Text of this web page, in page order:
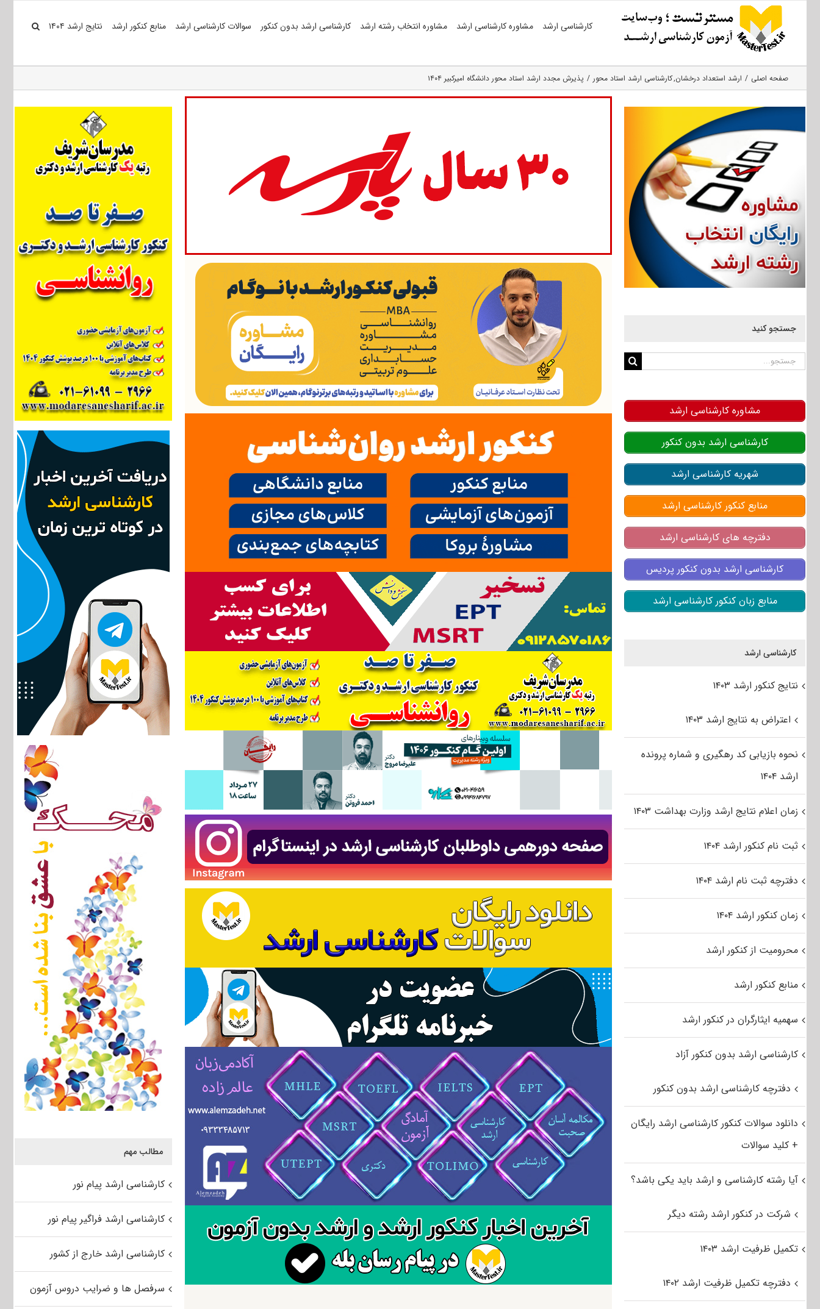
کارشناسی ارشد مشاوره کارشناسی ارشد مشاوره انتخاب رشته ارشد کارشناسی ارشد بدون کنکور سوالات کارشناسی ارشد منابع کنکور ارشد نتایج ارشد ۱۴۰۴
صفحه اصلی ارشد استعداد درخشان کارشناسی ارشد استاد محور پذیرش مجدد ارشد استاد محور دانشگاه امیرکبیر ۱۴۰۴
مطالب مهم
کارشناسی ارشد پیام نور
کارشناسی ارشد فراگیر پیام نور
کارشناسی ارشد خارج از کشور
سرفصل ها و ضرایب دروس آزمون
جستجو کنید
جستجو
مشاوره کارشناسی ارشد
کارشناسی ارشد بدون کنکور
شهریه کارشناسی ارشد
منابع کنکور کارشناسی ارشد
دفترچه های کارشناسی ارشد
کارشناسی ارشد بدون کنکور پردیس
منابع زبان کنکور کارشناسی ارشد
کارشناسی ارشد
نتایج کنکور ارشد ۱۴۰۳
اعتراض به نتایج ارشد ۱۴۰۳
نحوه بازیابی کد رهگیری و شماره پرونده
ارشد ۱۴۰۴
زمان اعلام نتایج ارشد وزارت بهداشت ۱۴۰۳
ثبت نام کنکور ارشد ۱۴۰۴
دفترچه ثبت نام ارشد ۱۴۰۴
زمان کنکور ارشد ۱۴۰۴
محرومیت از کنکور ارشد
منابع کنکور ارشد
سهمیه ایثارگران در کنکور ارشد
کارشناسی ارشد بدون کنکور آزاد
دفترچه کارشناسی ارشد بدون کنکور
دانلود سوالات کنکور کارشناسی ارشد رایگان
+ کلید سوالات
آیا رشته کارشناسی و ارشد باید یکی باشد؟
شرکت در کنکور ارشد رشته دیگر
تکمیل ظرفیت ارشد ۱۴۰۳
دفترچه تکمیل ظرفیت ارشد ۱۴۰۲